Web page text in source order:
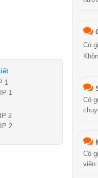
1
1
2
2
Có
Có
Có
viên